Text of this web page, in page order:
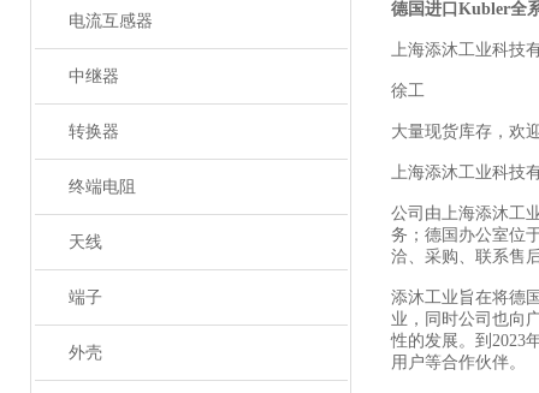
电流互感器
中继器
转换器
终端电阻
天线
端子
外壳
德国进口Kubler全
上海添沐工业科技
徐工
大量现货库存，欢
上海添沐工业科技
公司由上海添沐工
务；德国办公室位
洽、采购、联系售
添沐工业旨在将德
业，同时公司也向
性的发展。到2023
用户等合作伙伴。